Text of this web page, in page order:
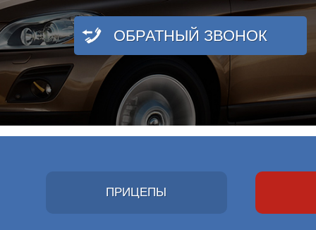
ОБРАТНЫЙ ЗВОНОК
ПРИЦЕПЫ